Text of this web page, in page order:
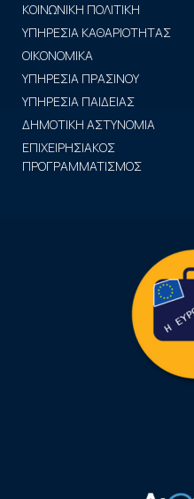
ΚΟΙΝΩΝΙΚΗ ΠΟΛΙΤΙΚΗ
ΥΠΗΡΕΣΙΑ ΚΑΘΑΡΙΟΤΗΤΑΣ
ΟΙΚΟΝΟΜΙΚΑ
ΥΠΗΡΕΣΙΑ ΠΡΑΣΙΝΟΥ
ΥΠΗΡΕΣΙΑ ΠΑΙΔΕΙΑΣ
ΔΗΜΟΤΙΚΗ ΑΣΤΥΝΟΜΙΑ
ΕΠΙΧΕΙΡΗΣΙΑΚΟΣ
ΠΡΟΓΡΑΜΜΑΤΙΣΜΟΣ